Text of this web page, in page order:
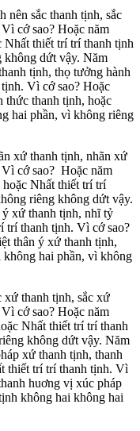
nên sắc thanh tịnh, sắc
cớ sao? Hoặc năm
Nhất thiết trí trí thanh tịnh
không dứt vậy. Năm
tịnh, thọ tưởng hành
Vì cớ sao? Hoặc
thức thanh tịnh, hoặc
hai phần, vì không riêng
xứ thanh tịnh, nhãn xứ
cớ sao? Hoặc năm
Nhất thiết trí trí
riêng không dứt vậy.
ý xứ thanh tịnh, nhĩ tỷ
trí thanh tịnh. Vì cớ sao?
thân ý xứ thanh tịnh,
hai phần, vì không
xứ thanh tịnh, sắc xứ
cớ sao? Hoặc năm
Nhất thiết trí trí thanh
không dứt vậy. Năm
xứ thanh tịnh, thanh
thiết trí trí thanh tịnh. Vì
huơng vị xúc pháp
không hai không hai